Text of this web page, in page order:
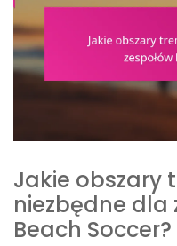
Jakie obszary
niezbędne dla
Beach Soccer?